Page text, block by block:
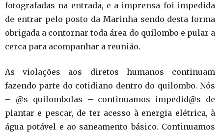
fotografadas na entrada, e a imprensa foi impedida
de entrar pelo posto da Marinha sendo desta forma
obrigada a contornar toda área do quilombo e pular a
cerca para acompanhar a reunião.
As violações aos diretos humanos continuam
fazendo parte do cotidiano dentro do quilombo. Nós
– @s quilombolas – continuamos impedid@s de
plantar e pescar, de ter acesso à energia elétrica, à
água potável e ao saneamento básico. Continuamos